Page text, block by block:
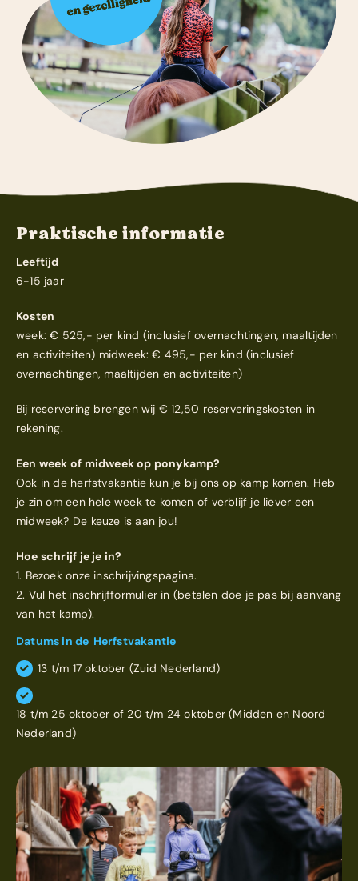
Praktische informatie
Leeftijd
6-15 jaar
Kosten
week: € 525,- per kind (inclusief overnachtingen, maaltijden
en activiteiten) midweek: € 495,- per kind (inclusief
overnachtingen, maaltijden en activiteiten)
Bij reservering brengen wij € 12,50 reserveringskosten in
rekening.
Een week of midweek op ponykamp?
Ook in de herfstvakantie kun je bij ons op kamp komen. Heb
je zin om een hele week te komen of verblijf je liever een
midweek? De keuze is aan jou!
Hoe schrijf je je in?
1. Bezoek onze inschrijvingspagina.
2. Vul het inschrijfformulier in (betalen doe je pas bij aanvang
van het kamp).
Datums in de Herfstvakantie
13 t/m 17 oktober (Zuid Nederland)
18 t/m 25 oktober of 20 t/m 24 oktober (Midden en Noord
Nederland)